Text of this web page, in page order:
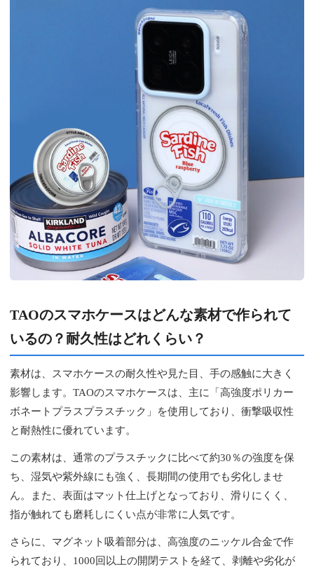
TAOのスマホケースはどんな素材で作られて
いるの？耐久性はどれくらい？
素材は、スマホケースの耐久性や見た目、手の感触に大きく
影響します。TAOのスマホケースは、主に「高強度ポリカー
ボネートプラスプラスチック」を使用しており、衝撃吸収性
と耐熱性に優れています。
この素材は、通常のプラスチックに比べて約30％の強度を保
ち、湿気や紫外線にも強く、長期間の使用でも劣化しませ
ん。また、表面はマット仕上げとなっており、滑りにくく、
指が触れても磨耗しにくい点が非常に人気です。
さらに、マグネット吸着部分は、高強度のニッケル合金で作
られており、1000回以上の開閉テストを経て、剥離や劣化が